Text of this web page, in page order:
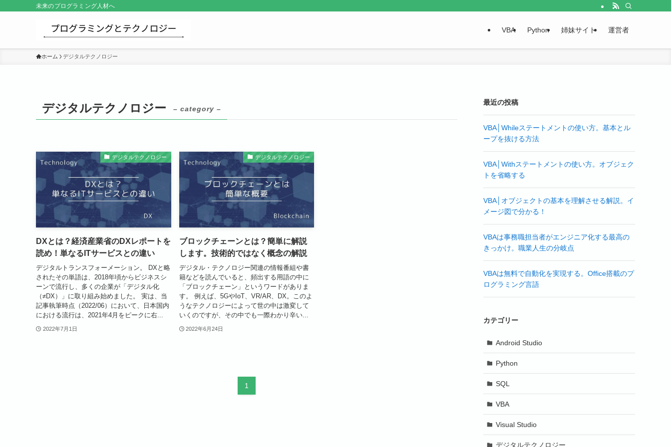
未来のプログラミング人材へ
VBA Python 姉妹サイト 運営者
ホーム デジタルテクノロジー
デジタルテクノロジー – category –
デジタルテクノロジー
DXとは？経済産業省のDXレポートを
読め！単なるITサービスとの違い
デジタルトランスフォーメーション。 DXと略
されたその単語は、2018年頃からビジネスシ
ーンで流行し、多くの企業が「デジタル化
（≠DX）」に取り組み始めました。 実は、当
記事執筆時点（2022/06）において、日本国内
における流行は、2021年4月をピークに右...
2022年7月1日
デジタルテクノロジー
ブロックチェーンとは？簡単に解説
します。技術的ではなく概念の解説
デジタル・テクノロジー関連の情報番組や書
籍などを読んでいると、頻出する用語の中に
「ブロックチェーン」というワードがありま
す。 例えば、5GやIoT、VR/AR、DX。このよ
うなテクノロジーによって世の中は激変して
いくのですが、その中でも一際わかり辛い...
2022年6月24日
1
最近の投稿
VBA│Whileステートメントの使い方。基本とル
ープを抜ける方法
VBA│Withステートメントの使い方。オブジェク
トを省略する
VBA│オブジェクトの基本を理解させる解説。イ
メージ図で分かる！
VBAは事務職担当者がエンジニア化する最高の
きっかけ。職業人生の分岐点
VBAは無料で自動化を実現する。Office搭載のプ
ログラミング言語
カテゴリー
Android Studio
Python
SQL
VBA
Visual Studio
デジタルテクノロジー